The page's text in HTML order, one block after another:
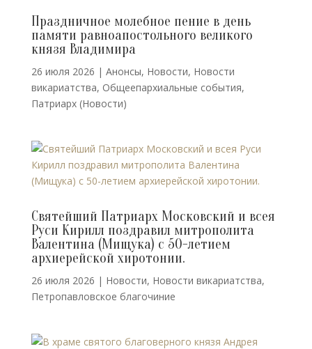
Праздничное молебное пение в день
памяти равноапостольного великого
князя Владимира
26 июля 2026 | Анонсы, Новости, Новости
викариатства, Общеепархиальные события,
Патриарх (Новости)
Святейший Патриарх Московский и всея
Руси Кирилл поздравил митрополита
Валентина (Мищука) с 50-летием
архиерейской хиротонии.
26 июля 2026 | Новости, Новости викариатства,
Петропавловское благочиние